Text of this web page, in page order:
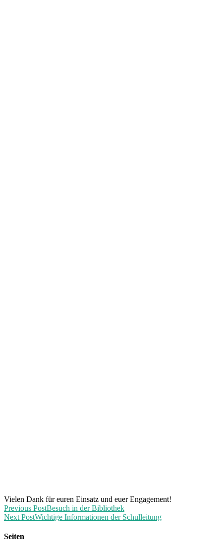
Vielen Dank für euren Einsatz und euer Engagement!
Previous PostBesuch in der Bibliothek
Next PostWichtige Informationen der Schulleitung
Seiten